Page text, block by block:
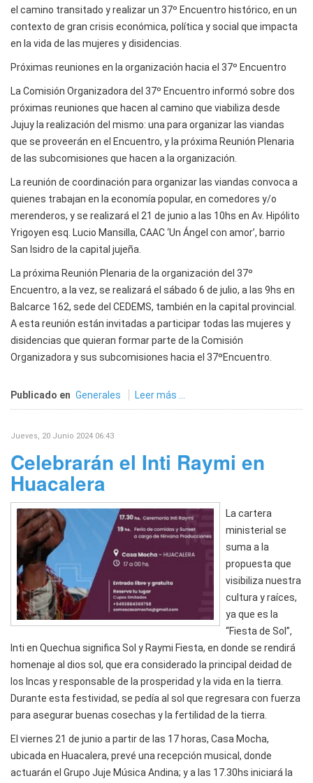
el camino transitado y realizar un 37º Encuentro histórico, en un
contexto de gran crisis económica, política y social que impacta
en la vida de las mujeres y disidencias.
Próximas reuniones en la organización hacia el 37º Encuentro
La Comisión Organizadora del 37º Encuentro informó sobre dos
próximas reuniones que hacen al camino que viabiliza desde
Jujuy la realización del mismo: una para organizar las viandas
que se proveerán en el Encuentro, y la próxima Reunión Plenaria
de las subcomisiones que hacen a la organización.
La reunión de coordinación para organizar las viandas convoca a
quienes trabajan en la economía popular, en comedores y/o
merenderos, y se realizará el 21 de junio a las 10hs en Av. Hipólito
Yrigoyen esq. Lucio Mansilla, CAAC ‘Un Ángel con amor’, barrio
San Isidro de la capital jujeña.
La próxima Reunión Plenaria de la organización del 37º
Encuentro, a la vez, se realizará el sábado 6 de julio, a las 9hs en
Balcarce 162, sede del CEDEMS, también en la capital provincial.
A esta reunión están invitadas a participar todas las mujeres y
disidencias que quieran formar parte de la Comisión
Organizadora y sus subcomisiones hacia el 37ºEncuentro.
Publicado en Generales Leer más ...
Jueves, 20 Junio 2024 06:43
Celebrarán el Inti Raymi en
Huacalera
La cartera
ministerial se
suma a la
propuesta que
visibiliza nuestra
cultura y raíces,
ya que es la
“Fiesta de Sol”,
Inti en Quechua significa Sol y Raymi Fiesta, en donde se rendirá
homenaje al dios sol, que era considerado la principal deidad de
los Incas y responsable de la prosperidad y la vida en la tierra.
Durante esta festividad, se pedía al sol que regresara con fuerza
para asegurar buenas cosechas y la fertilidad de la tierra.
El viernes 21 de junio a partir de las 17 horas, Casa Mocha,
ubicada en Huacalera, prevé una recepción musical, donde
actuarán el Grupo Juje Música Andina; y a las 17.30hs iniciará la